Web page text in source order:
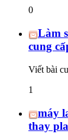
0
Làm
cung
Viết bài
1
máy
thay